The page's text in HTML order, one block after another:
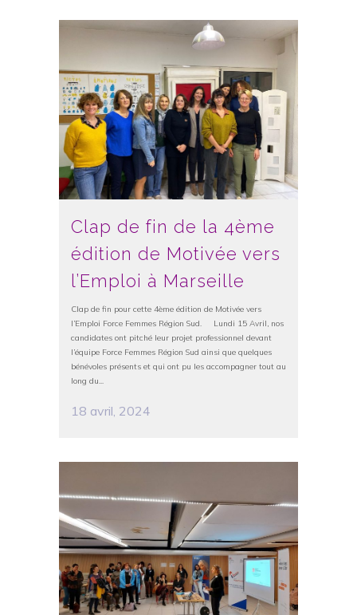
Clap de fin de la 4ème
édition de Motivée vers
l’Emploi à Marseille
Clap de fin pour cette 4ème édition de Motivée vers
l’Emploi Force Femmes Région Sud. Lundi 15 Avril, nos
candidates ont pitché leur projet professionnel devant
l’équipe Force Femmes Région Sud ainsi que quelques
bénévoles présents et qui ont pu les accompagner tout au
long du...
18 avril, 2024